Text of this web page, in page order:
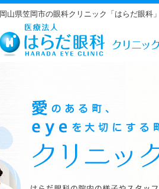
岡山県笠岡市の眼科クリニック「はらだ眼科